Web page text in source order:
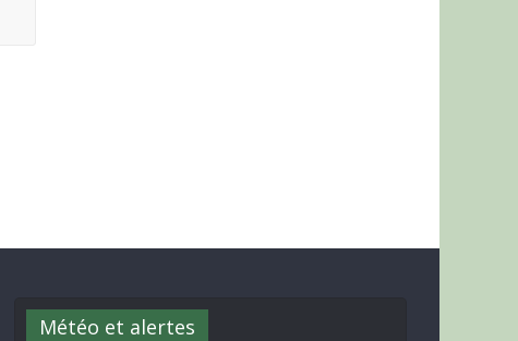
Météo et alertes